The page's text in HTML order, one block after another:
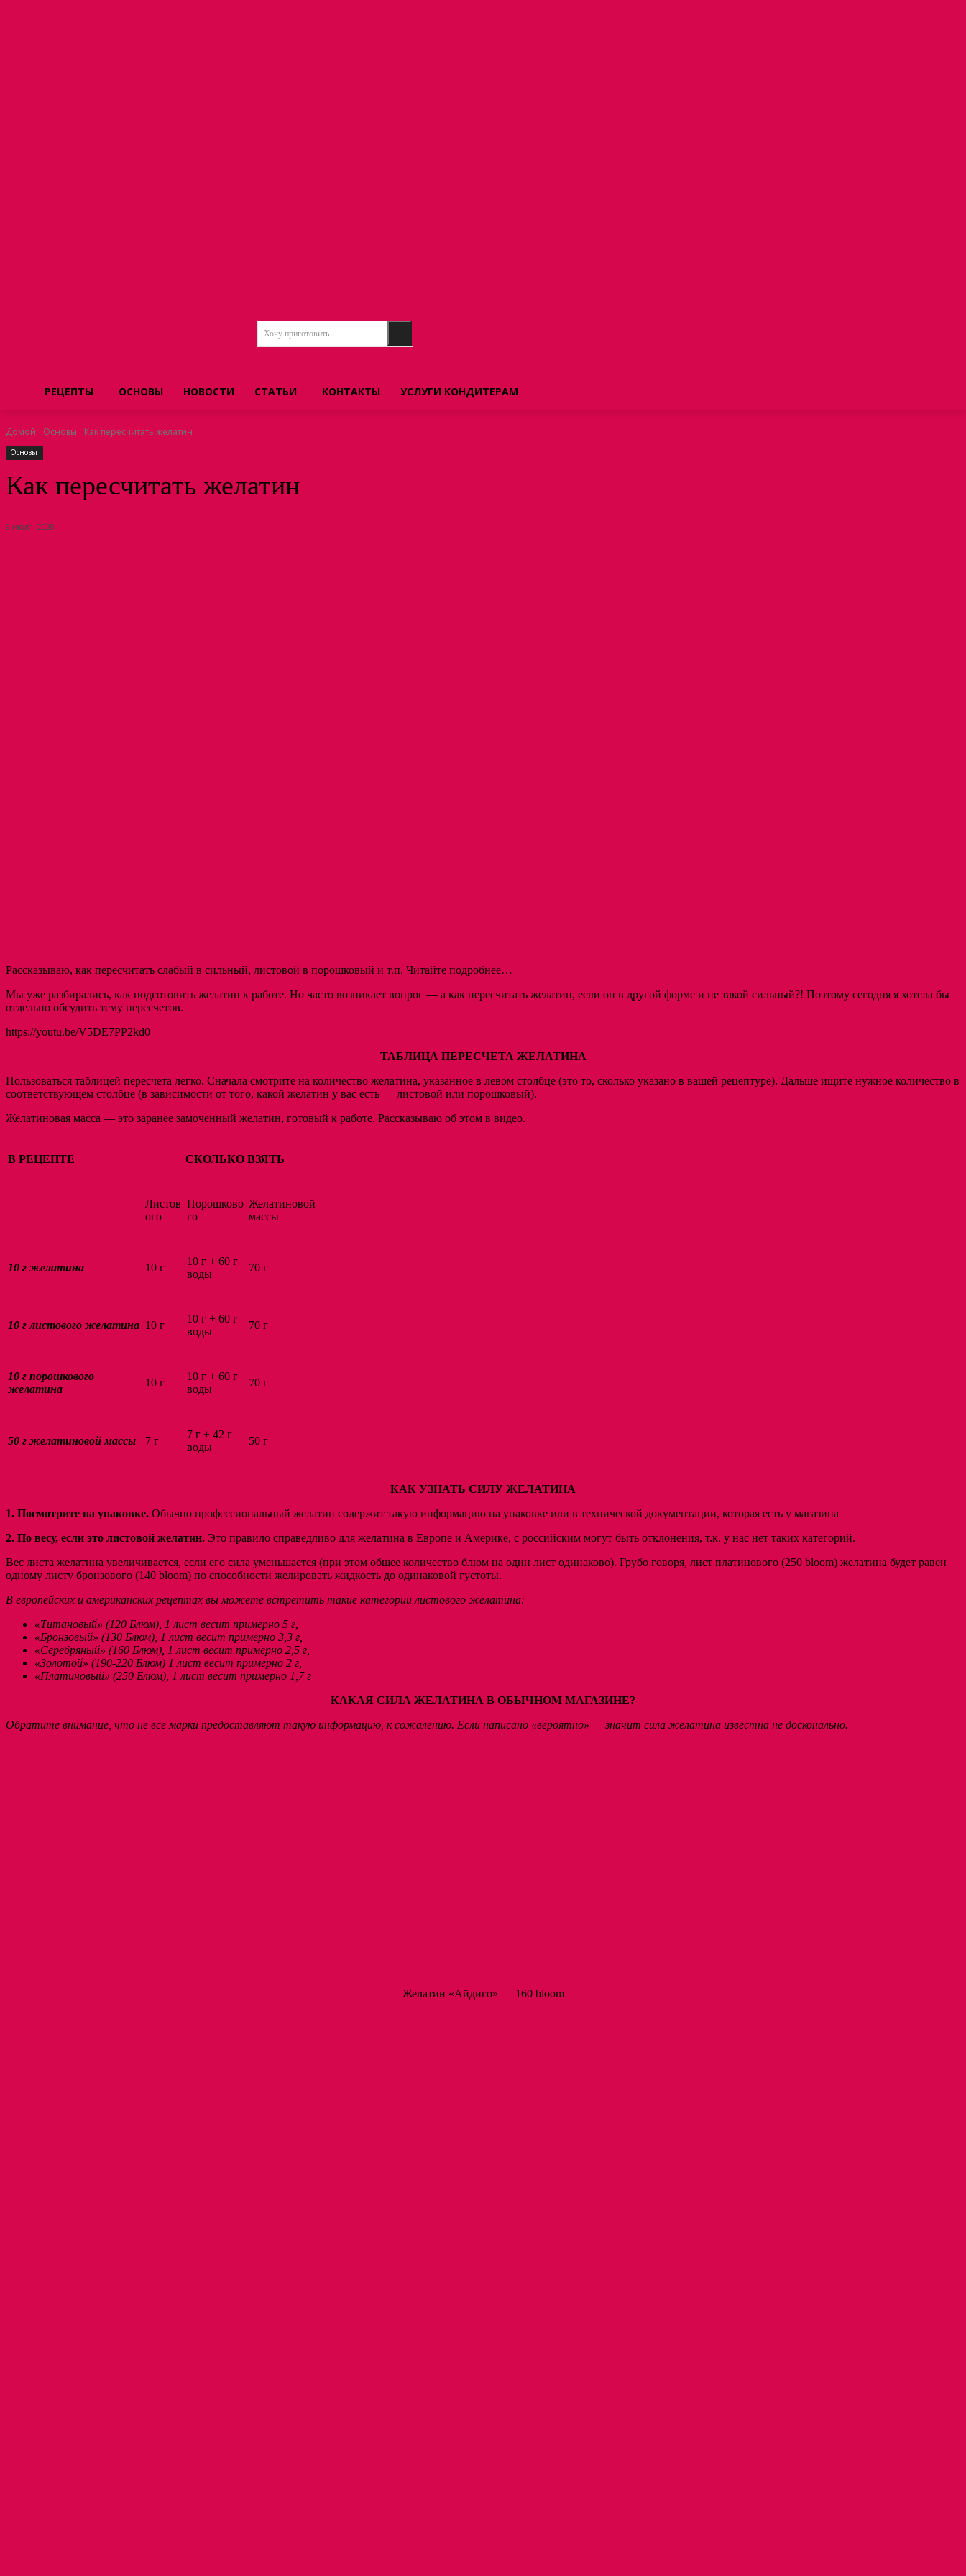
Хочу приготовить...
РЕЦЕПТЫ ОСНОВЫ НОВОСТИ СТАТЬИ КОНТАКТЫ УСЛУГИ КОНДИТЕРАМ
Домой Основы Как пересчитать желатин
Основы
Как пересчитать желатин
9 июля, 2020
Рассказываю, как пересчитать слабый в сильный, листовой в порошковый и т.п. Читайте подробнее…
Мы уже разбирались, как подготовить желатин к работе. Но часто возникает вопрос — а как пересчитать желатин, если он в другой форме и не такой сильный?! Поэтому сегодня я хотела бы
отдельно обсудить тему пересчетов.
https://youtu.be/V5DE7PP2kd0
ТАБЛИЦА ПЕРЕСЧЕТА ЖЕЛАТИНА
Пользоваться таблицей пересчета легко. Сначала смотрите на количество желатина, указанное в левом столбце (это то, сколько указано в вашей рецептуре). Дальше ищите нужное количество в
соответствующем столбце (в зависимости от того, какой желатин у вас есть — листовой или порошковый).
Желатиновая масса — это заранее замоченный желатин, готовый к работе. Рассказываю об этом в видео.
В РЕЦЕПТЕ СКОЛЬКО ВЗЯТЬ
Листов
ого
Порошково
го
Желатиновой
массы
10 г желатина 10 г
10 г + 60 г
воды
70 г
10 г листового желатина 10 г
10 г + 60 г
воды
70 г
10 г порошкового
желатина
10 г
10 г + 60 г
воды
70 г
50 г желатиновой массы 7 г
7 г + 42 г
воды
50 г
КАК УЗНАТЬ СИЛУ ЖЕЛАТИНА
1. Посмотрите на упаковке. Обычно профессиональный желатин содержит такую информацию на упаковке или в технической документации, которая есть у магазина
2. По весу, если это листовой желатин. Это правило справедливо для желатина в Европе и Америке, с российским могут быть отклонения, т.к. у нас нет таких категорий.
Вес листа желатина увеличивается, если его сила уменьшается (при этом общее количество блюм на один лист одинаково). Грубо говоря, лист платинового (250 bloom) желатина будет равен
одному листу бронзового (140 bloom) по способности желировать жидкость до одинаковой густоты.
В европейских и американских рецептах вы можете встретить такие категории листового желатина:
«Титановый» (120 Блюм), 1 лист весит примерно 5 г,
«Бронзовый» (130 Блюм), 1 лист весит примерно 3,3 г,
«Серебряный» (160 Блюм), 1 лист весит примерно 2,5 г,
«Золотой» (190-220 Блюм) 1 лист весит примерно 2 г,
«Платиновый» (250 Блюм), 1 лист весит примерно 1,7 г
КАКАЯ СИЛА ЖЕЛАТИНА В ОБЫЧНОМ МАГАЗИНЕ?
Обратите внимание, что не все марки предоставляют такую информацию, к сожалению. Если написано «вероятно» — значит сила желатина известна не досконально.
Желатин «Айдиго» — 160 bloom